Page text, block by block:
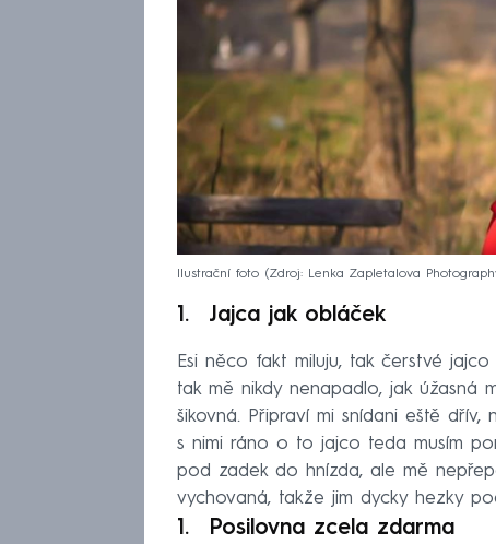
Ilustrační foto Zdroj: Lenka Zapletalova
Jajca jak obláček
Esi něco fakt miluju, tak čerstvé
tak mě nikdy nenapadlo, jak úžasná
šikovná. Připraví mi snídani eště
s nimi ráno o to jajco teda musím
pod zadek do hnízda, ale mě
vychovaná, takže jim dycky hezky
Posilovna zcela zdarma